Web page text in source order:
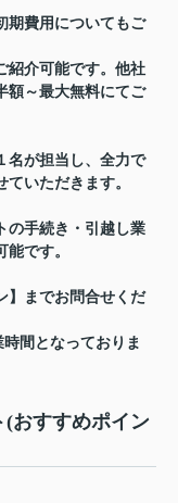
期費用についてもご
紹介可能です。他社
額～最大無料にてご
名が担当し、全力で
いただきます。
の手続き・引越し業
です。
】までお問合せくだ
間となっておりま
(おすすめポイン